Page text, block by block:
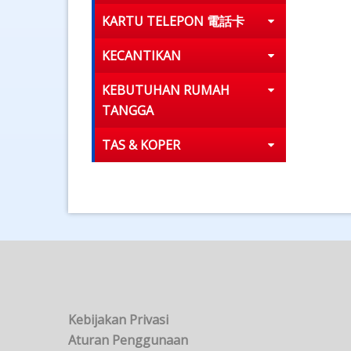
KARTU TELEPON 電話卡
KECANTIKAN
KEBUTUHAN RUMAH
TANGGA
TAS & KOPER
Kebijakan Privasi
Aturan Penggunaan